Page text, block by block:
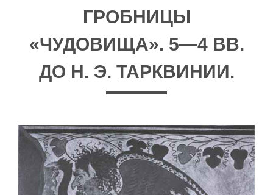
ГРОБНИЦЫ
«ЧУДОВИЩА». 5—4 ВВ.
ДО Н. Э. ТАРКВИНИИ.